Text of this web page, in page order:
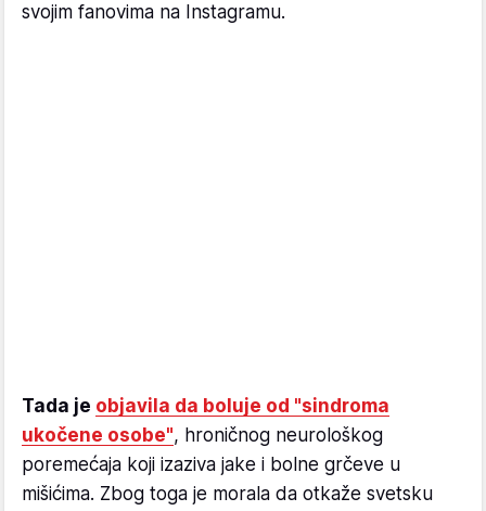
svojim fanovima na Instagramu.
Tada je objavila da boluje od "sindroma
ukočene osobe", hroničnog neurološkog
poremećaja koji izaziva jake i bolne grčeve u
mišićima. Zbog toga je morala da otkaže svetsku